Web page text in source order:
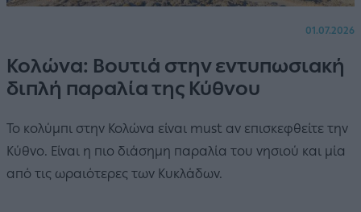
01.07.2026
Κολώνα: Βουτιά στην εντυπωσιακή
διπλή παραλία της Κύθνου
Το κολύμπι στην Κολώνα είναι must αν επισκεφθείτε την
Κύθνο. Είναι η πιο διάσημη παραλία του νησιού και μία
από τις ωραιότερες των Κυκλάδων.